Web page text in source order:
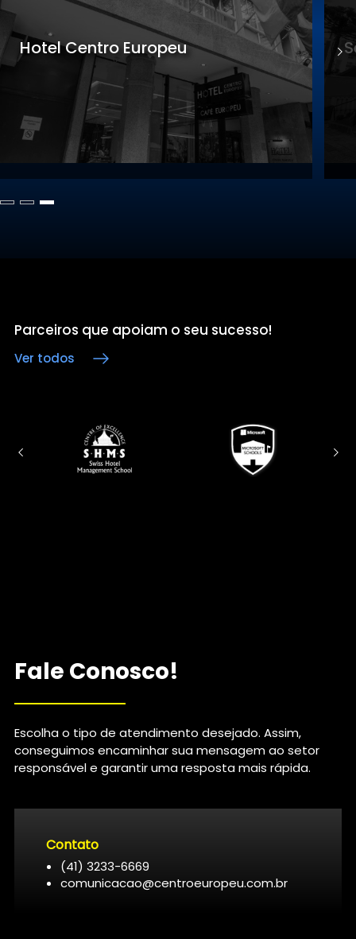
Sede Gastronomia
Parceiros que apoiam o seu sucesso!
Ver todos
Fale Conosco!
Escolha o tipo de atendimento desejado. Assim,
conseguimos encaminhar sua mensagem ao setor
responsável e garantir uma resposta mais rápida.
Contato
(41) 3233-6669
comunicacao@centroeuropeu.com.br